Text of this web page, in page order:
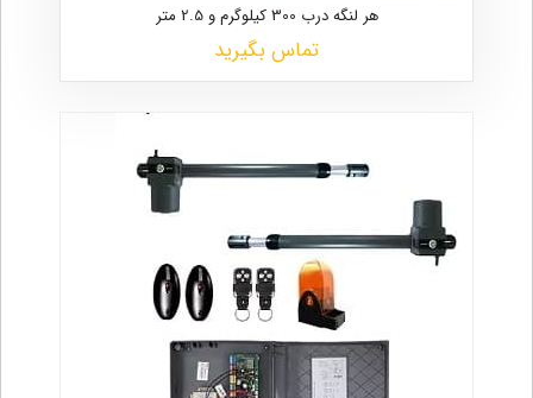
هر لنگه درب 300 کیلوگرم و 2.5 متر
تماس بگیرید